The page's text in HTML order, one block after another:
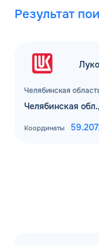
Результат
Челябинская
Челябинская
Координаты